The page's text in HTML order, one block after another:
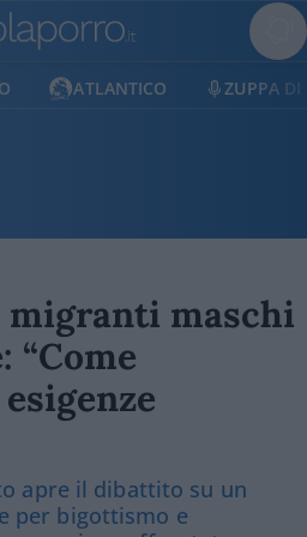
ZUPPA DI PORRO
migranti maschi
apre il dibattito su un
per bigottismo e